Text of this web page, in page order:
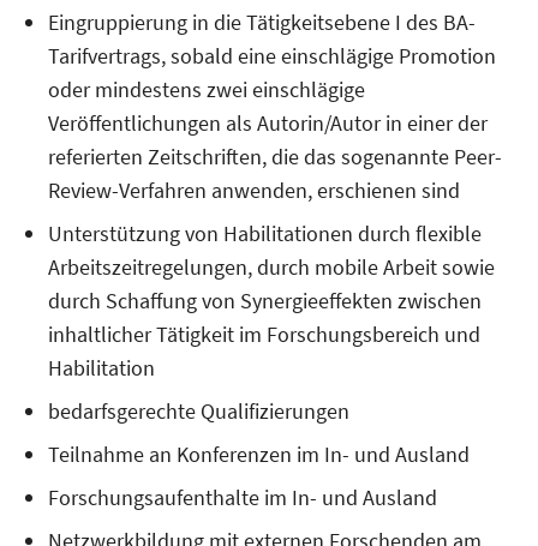
Eingruppierung in die Tätigkeitsebene I des BA-
Tarifvertrags, sobald eine einschlägige Promotion
oder mindestens zwei einschlägige
Veröffentlichungen als Autorin/Autor in einer der
referierten Zeitschriften, die das sogenannte Peer-
Review-Verfahren anwenden, erschienen sind
Unterstützung von Habilitationen durch flexible
Arbeitszeitregelungen, durch mobile Arbeit sowie
durch Schaffung von Synergieeffekten zwischen
inhaltlicher Tätigkeit im Forschungsbereich und
Habilitation
bedarfsgerechte Qualifizierungen
Teilnahme an Konferenzen im In- und Ausland
Forschungsaufenthalte im In- und Ausland